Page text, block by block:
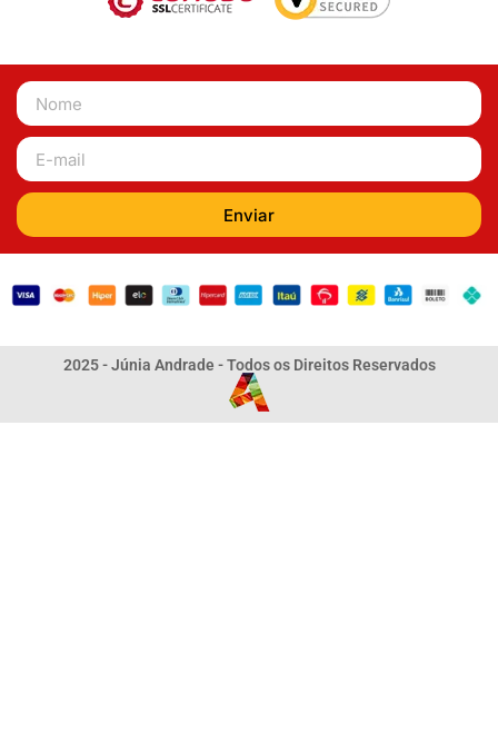
Enviar
2025 - Júnia Andrade - Todos os Direitos Reservados